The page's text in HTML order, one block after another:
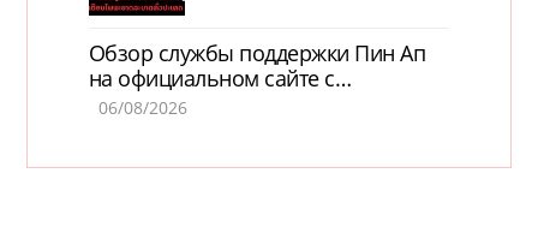
Обзор службы поддержки Пин Ап
на официальном сайте с
актуальной информацией
06/08/2026